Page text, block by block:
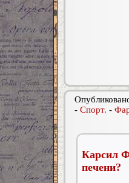
- Спорт. -
Карсил
печени?